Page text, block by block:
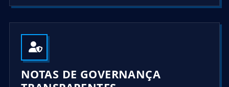
NOTAS DE GOVERNANÇA